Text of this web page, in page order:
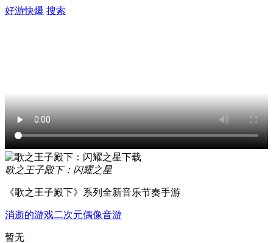
好游快爆 搜索
歌之王子殿下：闪耀之星
《歌之王子殿下》系列全新音乐节奏手游
消逝的游戏二次元偶像音游
暂无